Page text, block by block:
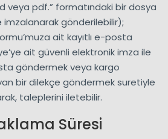
veya pdf.” formatındaki bir dosya
gönderilebilir);
ait kayıtlı e-posta
ait güvenli elektronik imza ile
göndermek veya kargo
bir dilekçe göndermek suretiyle
taleplerini iletebilir.
Süresi